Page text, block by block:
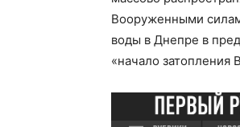
Вооруженными
воды в Днепре в
«начало затопления